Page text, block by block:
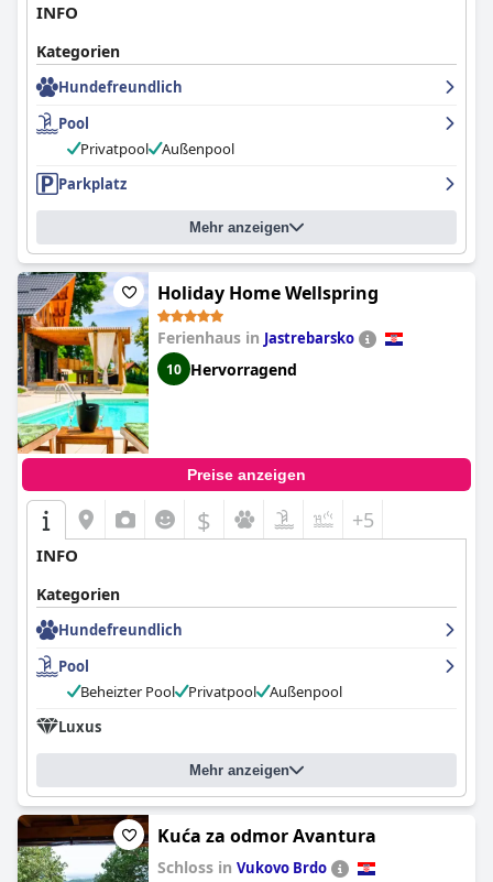
INFO
Kategorien
Hundefreundlich
Pool
Privatpool
Außenpool
Parkplatz
Mehr anzeigen
Holiday Home Wellspring
Ferienhaus in Jastrebarsko
10 Hervorragend
Preise anzeigen
$ +5
INFO
Kategorien
Hundefreundlich
Pool
Beheizter Pool
Privatpool
Außenpool
Luxus
Mehr anzeigen
Kuća za odmor Avantura
Schloss in Vukovo Brdo